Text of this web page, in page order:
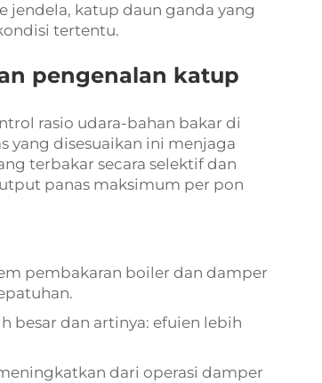
jendela, katup daun ganda yang
tertentu.
pengenalan katup
rasio udara-bahan bakar di
yang disesuaikan ini menjaga
terbakar secara selektif dan
panas maksimum per pon
pembakaran boiler dan damper
besar dan artinya: efuien lebih
dari operasi damper